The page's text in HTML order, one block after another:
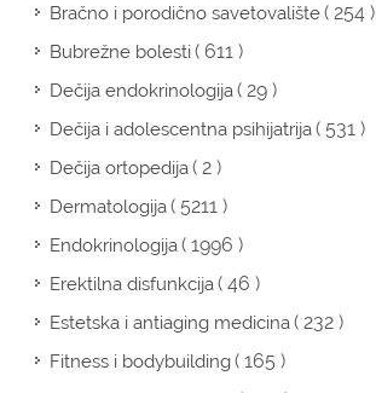
Bračno i porodično savetovalište( 254 )
Bubrežne bolesti( 611 )
Dečija endokrinologija( 29 )
Dečija i adolescentna psihijatrija( 531 )
Dečija ortopedija( 2 )
Dermatologija( 5211 )
Endokrinologija( 1996 )
Erektilna disfunkcija( 46 )
Estetska i antiaging medicina( 232 )
Fitness i bodybuilding( 165 )